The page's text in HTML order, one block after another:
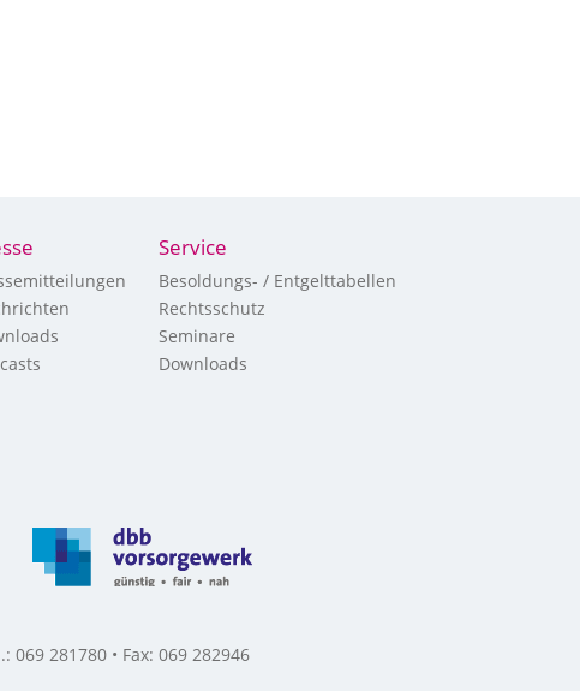
Service
Besoldungs- / Entgelttabellen
Rechtsschutz
Seminare
Downloads
281780 • Fax: 069 282946